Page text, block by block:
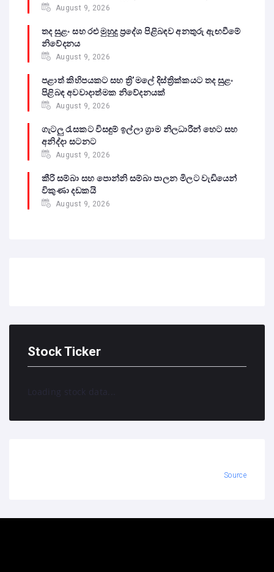
August 9, 2026
තද සුළං සහ රළු මුහුදු ප්‍රදේශ පිළිබඳව අනතුරු ඇඟවීමේ
නිවේදනය
August 9, 2026
පළාත් කිහිපයකට සහ ත්‍රි’මලේ දිස්ත්‍රික්කයට තද සුළං
පිළිබඳ අවවාදාත්මක නිවේදනයක්
August 9, 2026
ගැටලු රැසකට විසඳුම් ඉල්ලා ග්‍රාම නිලධාරීන් හෙට සහ
අනිද්දා සටනට
August 9, 2026
කීරි සම්බා සහ පොන්නි සම්බා පාලන මිලට වැඩියෙන්
විකුණා දඩකයි
August 9, 2026
Stock Ticker
Loading stock data...
Source